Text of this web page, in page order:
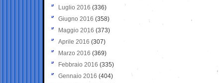
Luglio 2016 (336)
Giugno 2016 (358)
Maggio 2016 (373)
Aprile 2016 (307)
Marzo 2016 (369)
Febbraio 2016 (335)
Gennaio 2016 (404)